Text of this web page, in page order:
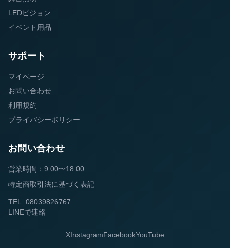
LEDビジョン
イベント用品
サポート
マイページ
お問い合わせ
利用規約
プライバシーポリシー
お問い合わせ
営業時間：9:00〜18:00
特定商取引法に基づく表記
TEL: 08039826767
LINEで連絡
XInstagramFacebookYouTube